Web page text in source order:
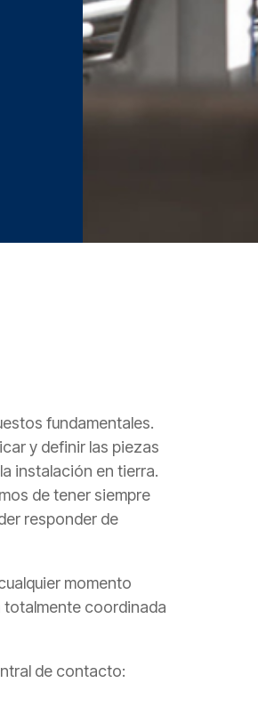
fundamentales.
y definir las piezas
instalación en tierra.
de tener siempre
responder de
momento
totalmente coordinada
de contacto: